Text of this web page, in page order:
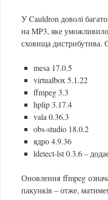
У Cauldron доволі
на MP3, яке
сховища дистрибутива.
mesa 17.0.5
virtualbox 5.1.22
ffmpeg 3.3
hplip 3.17.4
vala 0.36.3
obs-studio 18.0.2
ядро 4.9.36
ldetect-lst 0.3.6 –
Оновлення ffmpeg
пакунків – отже,